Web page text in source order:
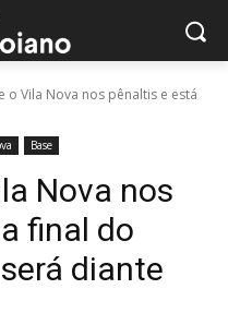
o Vila Nova nos pênaltis e está
Base
Nova nos
final do
diante